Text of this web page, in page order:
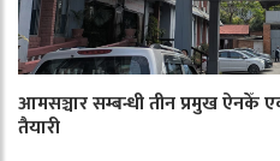
आमसञ्चार सम्बन्धी तीन प्रमुख ऐनकेँ
तैयारी